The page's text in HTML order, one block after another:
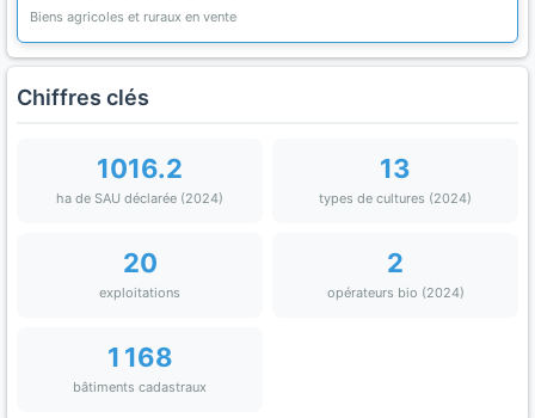
Biens agricoles et ruraux en vente
Chiffres clés
1016.2
ha de SAU déclarée (2024)
13
types de cultures (2024)
20
exploitations
2
opérateurs bio (2024)
1 168
bâtiments cadastraux